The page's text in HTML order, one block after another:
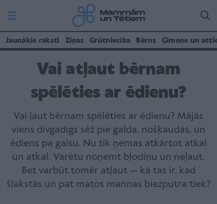
Jaunākie raksti Ziņas Grūtniecība Bērns Ģimene un
Vai atļaut bērnam
spēlēties ar ēdienu?
Vai ļaut bērnam spēlēties ar ēdienu? Mājās
viens divgadīgs sēž pie galda, nošķaudās, un
ēdiens pa gaisu. Nu tik ņemas atkārtot atkal
un atkal. Varētu noņemt bļodiņu un neļaut.
Bet varbūt tomēr atļaut — kā tas ir, kad
šļakstās un pat matos mannas biezputra tiek?